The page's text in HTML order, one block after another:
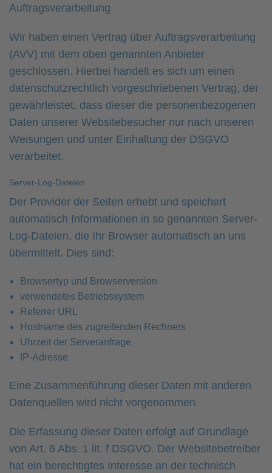
Auftragsverarbeitung
Wir haben einen Vertrag über Auftragsverarbeitung
(AVV) mit dem oben genannten Anbieter
geschlossen. Hierbei handelt es sich um einen
datenschutzrechtlich vorgeschriebenen Vertrag, der
gewährleistet, dass dieser die personenbezogenen
Daten unserer Websitebesucher nur nach unseren
Weisungen und unter Einhaltung der DSGVO
verarbeitet.
Server-Log-Dateien
Der Provider der Seiten erhebt und speichert
automatisch Informationen in so genannten Server-
Log-Dateien, die Ihr Browser automatisch an uns
übermittelt. Dies sind:
Browsertyp und Browserversion
verwendetes Betriebssystem
Referrer URL
Hostname des zugreifenden Rechners
Uhrzeit der Serveranfrage
IP-Adresse
Eine Zusammenführung dieser Daten mit anderen
Datenquellen wird nicht vorgenommen.
Die Erfassung dieser Daten erfolgt auf Grundlage
von Art. 6 Abs. 1 lit. f DSGVO. Der Websitebetreiber
hat ein berechtigtes Interesse an der technisch